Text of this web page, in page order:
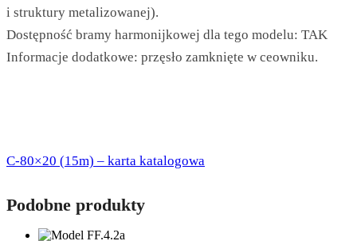
i struktury metalizowanej).
Dostępność bramy harmonijkowej dla tego modelu: TAK
Informacje dodatkowe: przęsło zamknięte w ceowniku.
C-80×20 (15m) – karta katalogowa
Podobne produkty